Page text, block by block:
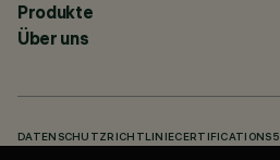
Produkte
Über uns
DATENSCHUTZRICHTLINIECERTIFICATIONS